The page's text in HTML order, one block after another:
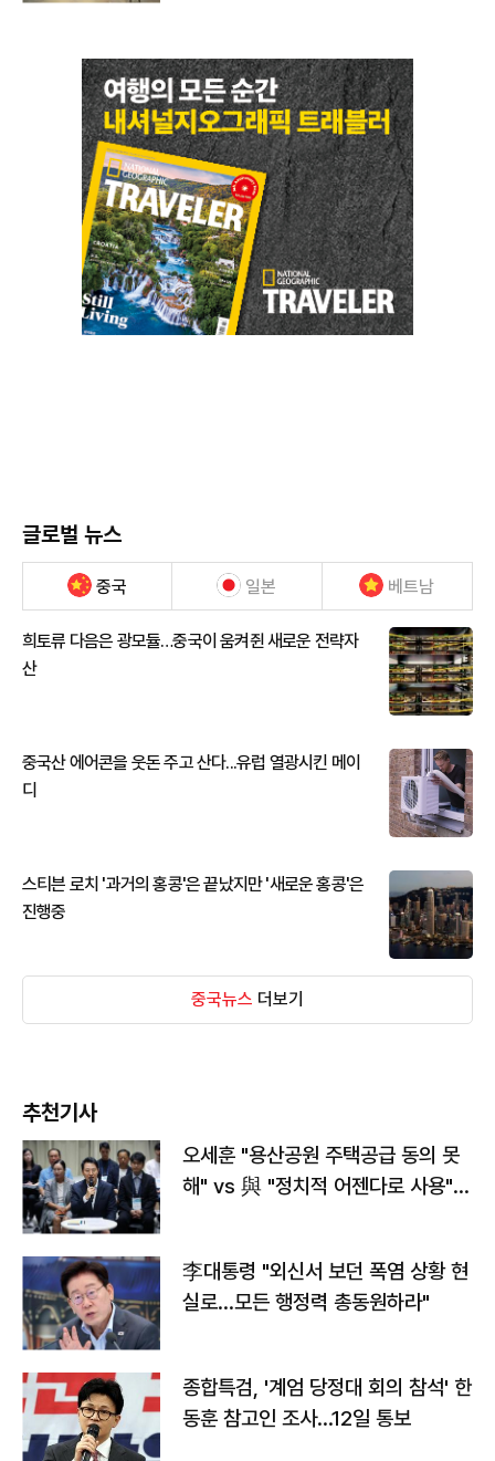
글로벌 뉴스
중국 일본 베트남
희토류 다음은 광모듈…중국이 움켜쥔 새로운 전략자
산
중국산 에어콘을 웃돈 주고 산다...유럽 열광시킨 메이
디
스티븐 로치 '과거의 홍콩'은 끝났지만 '새로운 홍콩'은
진행중
중국뉴스 더보기
추천기사
오세훈 "용산공원 주택공급 동의 못
해" vs 與 "정치적 어젠다로 사용"
李대통령 "외신서 보던 폭염 상황 현
실로…모든 행정력 총동원하라"
종합특검, '계엄 당정대 회의 참석' 한
동훈 참고인 조사...12일 통보